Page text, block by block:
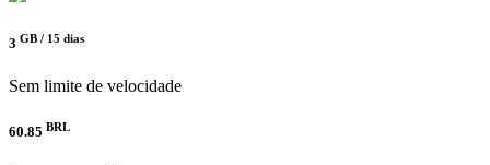
3 GB / 15 dias
Sem limite de velocidade
60.85 BRL